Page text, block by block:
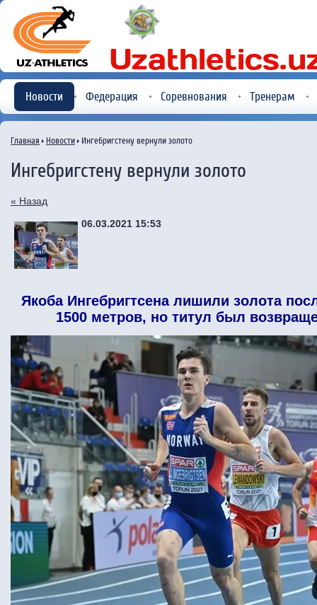
Новости Федерация Соревнования Тренерам
Главная Новости Ингебригстену вернули золото
Ингебригстену вернули золото
« Назад
06.03.2021 15:53
ЯкобаИнгебригтсеналишили золота
1500 метров, но титул был